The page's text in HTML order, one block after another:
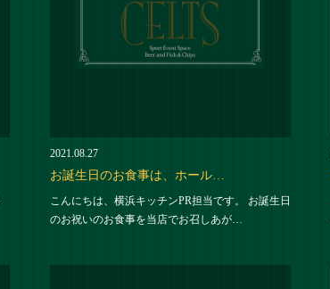
2021.08.27
お誕生日のお食事は、ホール…
こんにちは、横浜キッチンPR担当です。 お誕生日
のお祝いのお食事を当店でお召しあが…